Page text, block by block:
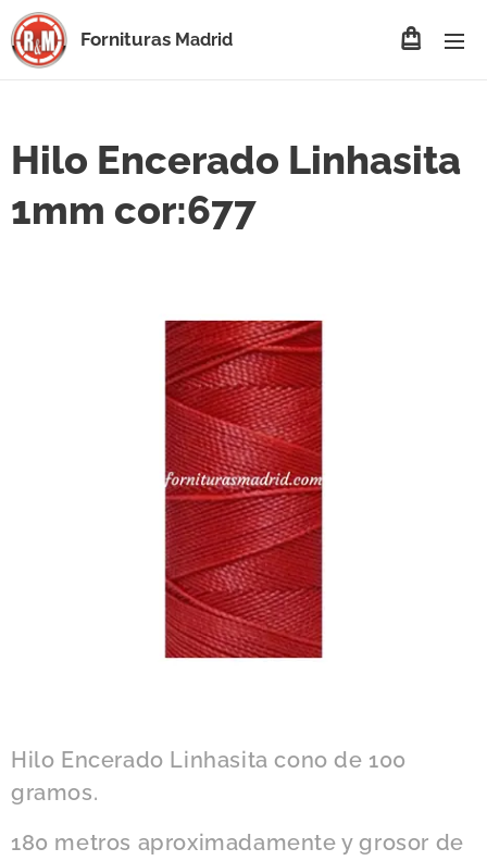
Fornituras Madrid
Hilo Encerado Linhasita
1mm cor:677
Hilo Encerado Linhasita cono de 100
gramos.
180 metros aproximadamente y grosor de